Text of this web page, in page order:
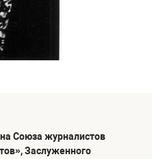
Союза журналистов
Заслуженного